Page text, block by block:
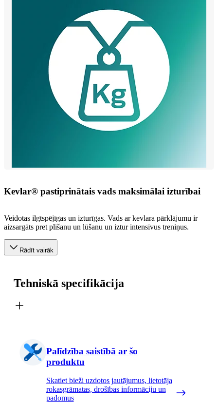
Kevlar® pastiprinātais vads maksimālai izturībai
Veidotas ilgtspējīgas un izturīgas. Vads ar kevlara pārklājumu ir
aizsargāts pret plīšanu un lūšanu un iztur intensīvus treniņus.
Rādīt vairāk
Tehniskā specifikācija
Palīdzība saistībā ar šo
produktu
Skatiet bieži uzdotos jautājumus, lietotāja
rokasgrāmatas, drošības informāciju un
padomus